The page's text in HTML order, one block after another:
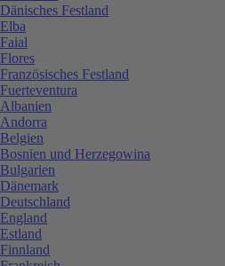
Dänisches Festland
Elba
Faial
Flores
Französisches Festland
Fuerteventura
Albanien
Andorra
Belgien
Bosnien und Herzegowina
Bulgarien
Dänemark
Deutschland
England
Estland
Finnland